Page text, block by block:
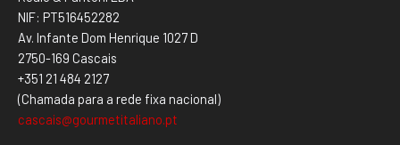
NIF: PT516452282
Av. Infante Dom Henrique 1027 D
2750-169 Cascais
+351 21 484 2127
(Chamada para a rede fixa nacional)
cascais@gourmetitaliano.pt